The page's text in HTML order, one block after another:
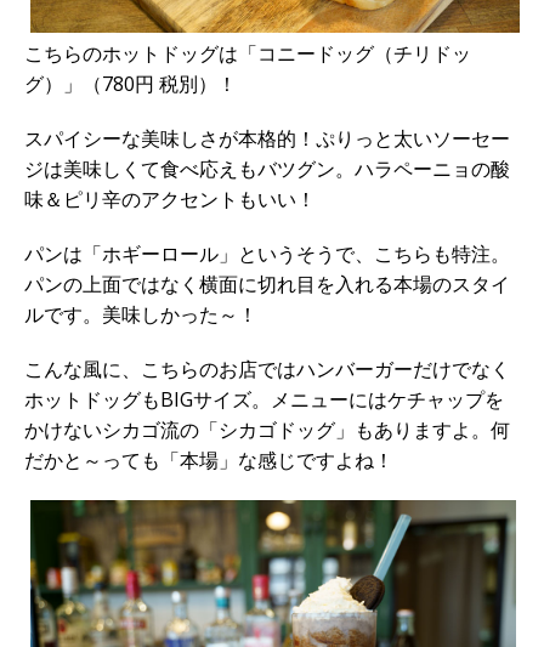
こちらのホットドッグは「コニードッグ（チリドッ
グ）」（780円 税別）！
スパイシーな美味しさが本格的！ぷりっと太いソーセー
ジは美味しくて食べ応えもバツグン。ハラペーニョの酸
味＆ピリ辛のアクセントもいい！
パンは「ホギーロール」というそうで、こちらも特注。
パンの上面ではなく横面に切れ目を入れる本場のスタイ
ルです。美味しかった～！
こんな風に、こちらのお店ではハンバーガーだけでなく
ホットドッグもBIGサイズ。メニューにはケチャップを
かけないシカゴ流の「シカゴドッグ」もありますよ。何
だかと～っても「本場」な感じですよね！